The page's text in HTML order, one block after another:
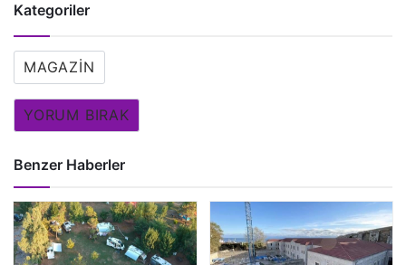
Kategoriler
MAGAZIN
YORUM BIRAK
Benzer Haberler